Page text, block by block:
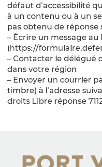
défaut d’accessibilité
à un contenu ou à un
pas obtenu de réponse
– Écrire un message
(https://
– Contacter le délégué
dans votre région
– Envoyer un courrier
timbre) à l’adresse
droits Libre réponse